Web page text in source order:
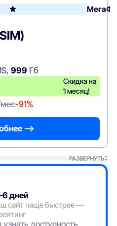
999 Гб
Скидка на
1 месяц!
-91%
—>
РАЗВЕРНУТЬ
дней
сайт чаще быстрее —
узнать доступность